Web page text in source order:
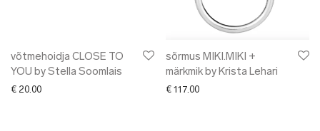
võtmehoidja CLOSE TO
YOU by Stella Soomlais
€ 20.00
sõrmus MIKI.MIKI +
märkmik by Krista Lehari
€ 117.00